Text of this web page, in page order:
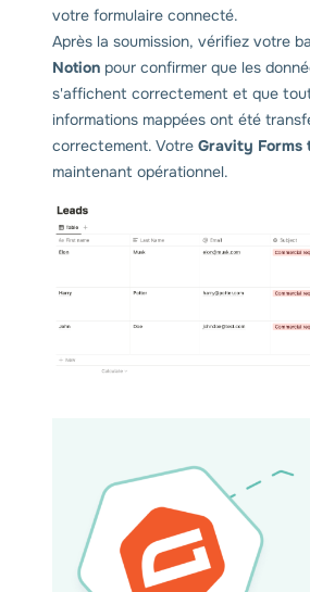
votre formulaire connecté.
Après la soumission, vérifiez votre
Notion pour confirmer que les
s'affichent correctement et que
informations mappées ont été
correctement. Votre Gravity Forms
maintenant opérationnel.